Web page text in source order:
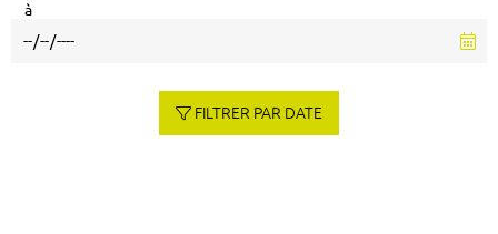
à
FILTRER PAR DATE